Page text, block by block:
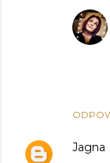
Jagna